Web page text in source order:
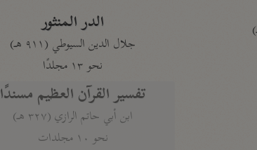
الدر المنثور
جلال الدين السيوطي (٩١١ هـ)
نحو ١٣ مجلدًا
تفسير القرآن العظيم مسندًا
ابن أبي حاتم الرازي (٣٢٧ هـ)
نحو ١٠ مجلدات